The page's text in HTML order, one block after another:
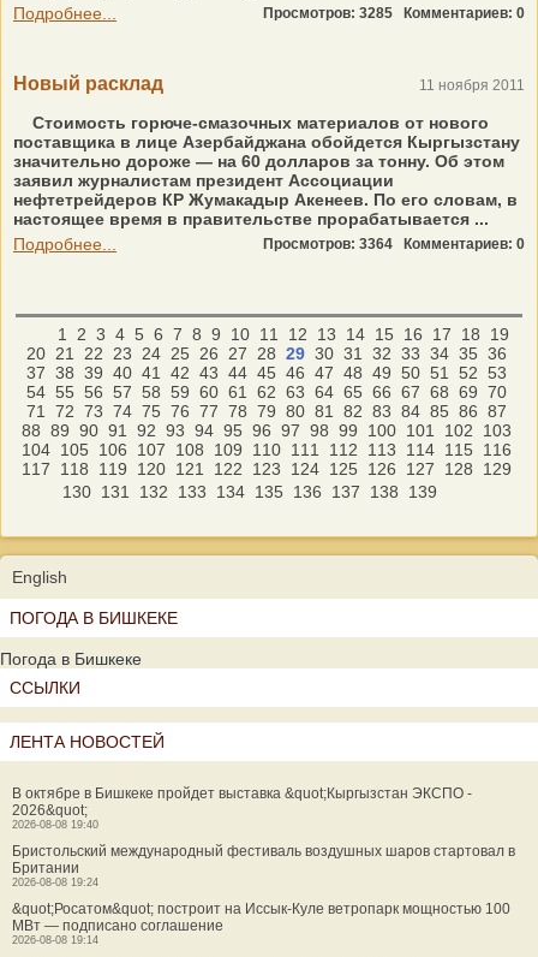
Подробнее...
Просмотров: 3285 Комментариев: 0
Новый расклад 11 ноября 2011
Стоимость горюче-смазочных материалов от нового
поставщика в лице Азербайджана обойдется Кыргызстану
значительно дороже — на 60 долларов за тонну. Об этом
заявил журналистам президент Ассоциации
нефтетрейдеров КР Жумакадыр Акенеев. По его словам, в
настоящее время в правительстве прорабатывается ...
Подробнее...
Просмотров: 3364 Комментариев: 0
1 2 3 4 5 6 7 8 9 10 11 12 13 14 15 16 17 18
19
20 21 22 23 24 25 26 27 28 29 30 31 32 33 34 35 36
37 38 39 40 41 42 43 44 45 46 47 48 49 50 51 52 53
54 55 56 57 58 59 60 61 62 63 64 65 66 67 68 69 70
71
72 73 74 75 76 77 78 79 80 81 82 83 84 85 86 87
88 89 90 91 92 93 94 95 96 97 98 99 100 101 102
103
104 105 106 107 108 109 110 111 112 113 114 115
116
117
118 119 120 121 122 123 124 125 126 127 128
129
130 131 132 133 134 135 136 137 138 139
English
ПОГОДА В БИШКЕКЕ
Погода в Бишкеке
ССЫЛКИ
ЛЕНТА НОВОСТЕЙ
В октябре в Бишкеке пройдет выставка &quot;Кыргызстан ЭКСПО -
2026&quot;
2026-08-08 19:40
Бристольский международный фестиваль воздушных шаров стартовал в
Британии
2026-08-08 19:24
&quot;Росатом&quot; построит на Иссык-Куле ветропарк мощностью 100
МВт — подписано соглашение
2026-08-08 19:14